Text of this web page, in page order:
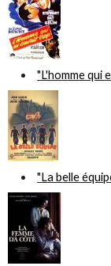
"L'homme qui
"La belle